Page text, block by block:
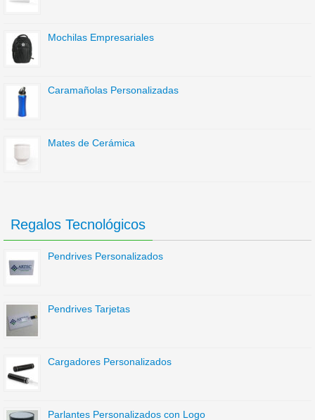
Mochilas Empresariales
Caramañolas Personalizadas
Mates de Cerámica
Regalos Tecnológicos
Pendrives Personalizados
Pendrives Tarjetas
Cargadores Personalizados
Parlantes Personalizados con Logo